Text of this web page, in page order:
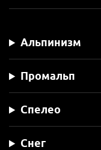
Альпинизм
Промальп
Спелео
Снег